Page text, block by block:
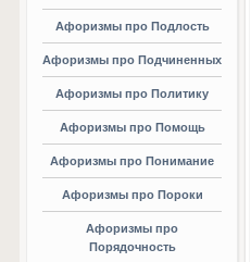
Афоризмы про Подлость
Афоризмы про Подчиненных
Афоризмы про Политику
Афоризмы про Помощь
Афоризмы про Понимание
Афоризмы про Пороки
Афоризмы про
Порядочность